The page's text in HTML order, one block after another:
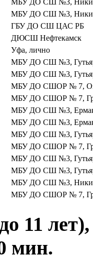
МБУ ДО СШ №3,
МБУ ДО СШ №3,
ГБУ ДО СШ ЦАС РБ
ДЮСШ Нефтекамск
Уфа, лично
МБУ ДО СШ №3,
МБУ ДО СШ №3,
МБУ ДО СШОР № 7,
МБУ ДО СШОР № 7,
МБУ ДО СШ №3,
МБУ ДО СШ №3,
МБУ ДО СШ №3,
МБУ ДО СШОР № 7,
МБУ ДО СШ №3,
МБУ ДО СШ №3,
МБУ ДО СШ №3,
МБУ ДО СШОР № 7,
11
мин.